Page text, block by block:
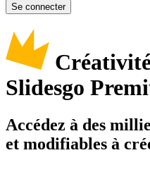
Se connecter
Slidesgo
Accédez à des
et modifiables à